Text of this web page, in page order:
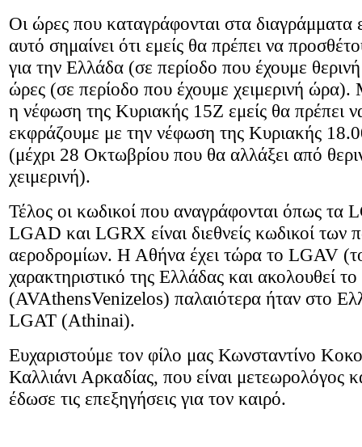
Οι ώρες που καταγράφονται στα διαγράμματα
αυτό σημαίνει ότι εμείς θα πρέπει να
για την Ελλάδα (σε περίοδο που έχουμε
ώρες (σε περίοδο που έχουμε χειμερινή
η νέφωση της Κυριακής 15Ζ εμείς θα πρέπει
εκφράζουμε με την νέφωση της Κυριακής
(μέχρι 28 Οκτωβρίου που θα αλλάξει από
χειμερινή).
Τέλος οι κωδικοί που αναγράφονται όπως τα
LGAD και LGRX είναι διεθνείς κωδικοί
αεροδρομίων. Η Αθήνα έχει τώρα το LGAV
χαρακτηριστικό της Ελλάδας και ακολουθεί το
(AVAthensVenizelos) παλαιότερα ήταν στο
LGAT (Athinai).
Ευχαριστούμε τον φίλο μας Κωνσταντίνο
Καλλιάνι Αρκαδίας, που είναι μετεωρολόγος
έδωσε τις επεξηγήσεις για τον καιρό.